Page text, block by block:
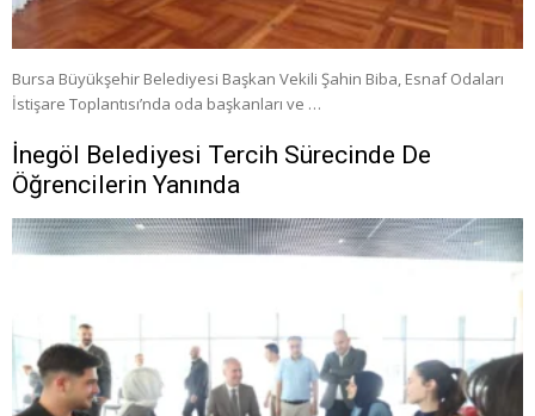
Bursa Büyükşehir Belediyesi Başkan Vekili Şahin Biba, Esnaf Odaları
İstişare Toplantısı’nda oda başkanları ve …
İnegöl Belediyesi Tercih Sürecinde De
Öğrencilerin Yanında